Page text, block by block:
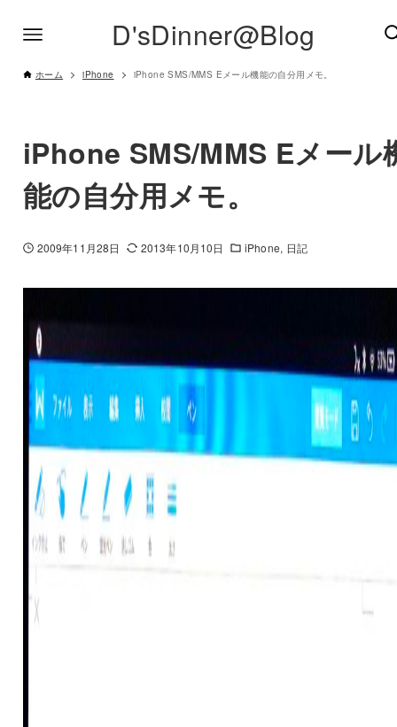
D'sDinner@Blog
ホーム iPhone iPhone SMS/MMS Eメール機能の自分用メモ。
iPhone SMS/MMS Eメール
能の自分用メモ。
2009年11月28日 2013年10月10日 iPhone 日記